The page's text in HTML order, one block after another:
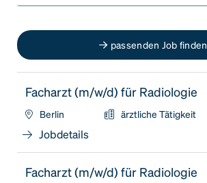
passenden Job finden
Facharzt (m/w/d) für Radiologie
Berlin ärztliche Tätigkeit
Jobdetails
Facharzt (m/w/d) für Radiologie